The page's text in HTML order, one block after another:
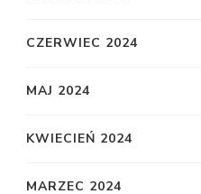
CZERWIEC 2024
MAJ 2024
KWIECIEŃ 2024
MARZEC 2024